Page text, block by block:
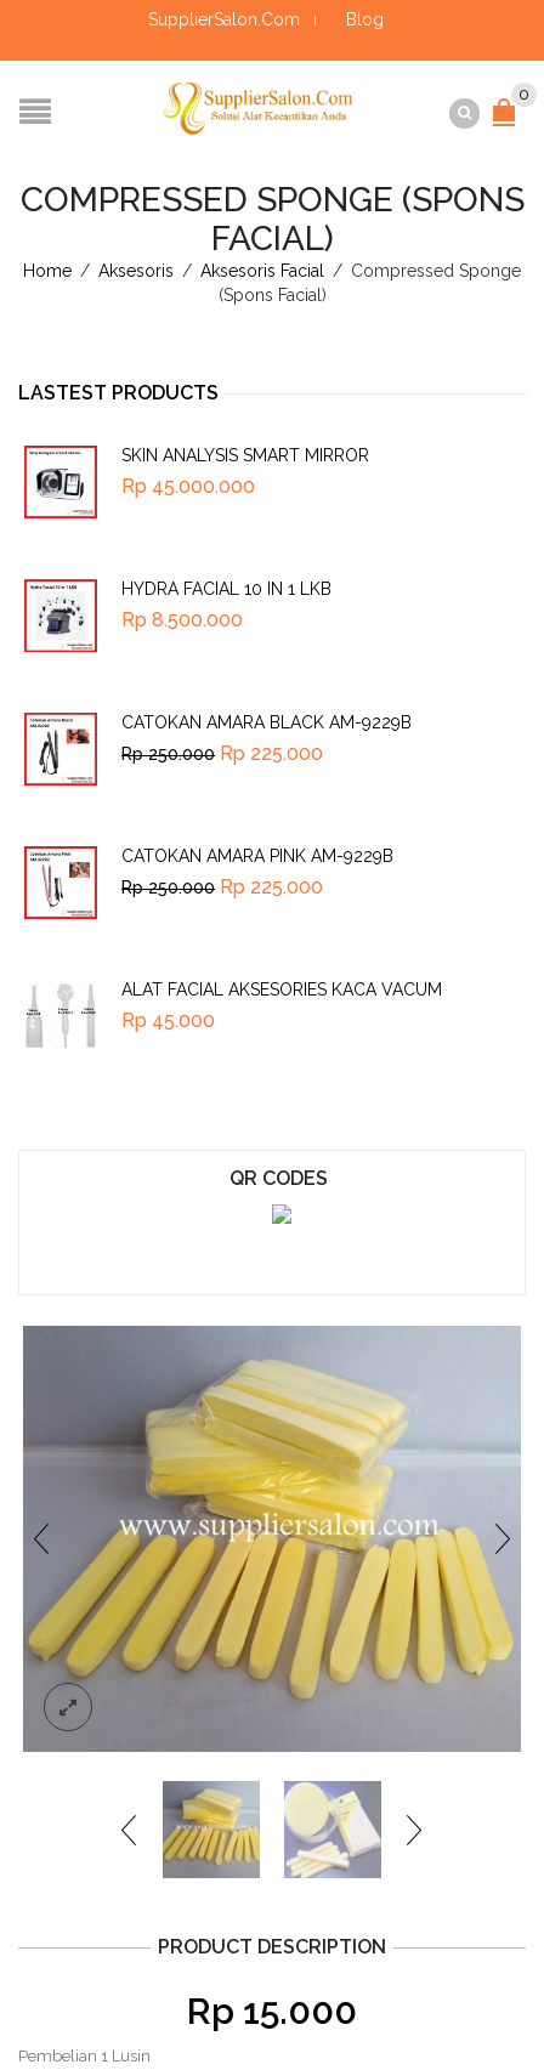
SupplierSalon.Com Blog
0
COMPRESSED SPONGE (SPONS
FACIAL)
Home / Aksesoris / Aksesoris Facial / Compressed Sponge
(Spons Facial)
PRODUCT DESCRIPTION
Rp 15.000
Pembelian 1 Lusin
LASTEST PRODUCTS
SKIN ANALYSIS SMART MIRROR
Rp 45.000.000
HYDRA FACIAL 10 IN 1 LKB
Rp 8.500.000
CATOKAN AMARA BLACK AM-9229B
Rp250.000 Rp 225.000
CATOKAN AMARA PINK AM-9229B
Rp250.000 Rp 225.000
ALAT FACIAL AKSESORIES KACA VACUM
Rp 45.000
QR CODES